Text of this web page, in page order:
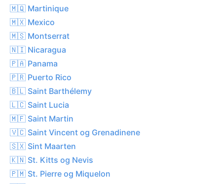
🇲🇶 Martinique
🇲🇽 Mexico
🇲🇸 Montserrat
🇳🇮 Nicaragua
🇵🇦 Panama
🇵🇷 Puerto Rico
🇧🇱 Saint Barthélemy
🇱🇨 Saint Lucia
🇲🇫 Saint Martin
🇻🇨 Saint Vincent og Grenadinene
🇸🇽 Sint Maarten
🇰🇳 St. Kitts og Nevis
🇵🇲 St. Pierre og Miquelon